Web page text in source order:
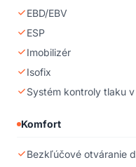
EBD/EBV
ESP
Imobilizér
Isofix
Systém kontroly tlaku
Komfort
Bezkľúčové otváranie